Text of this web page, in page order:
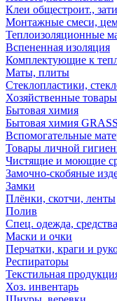
Клеи общестроит.,
Монтажные смеси,
Теплоизоляционные
Вспененная изоляция
Комплектующие к
Маты, плиты
Стеклопластики,
Хозяйственные товары
Бытовая химия
Бытовая химия GRASS
Вспомогательные
Товары личной
Чистящие и моющие
Замочно-скобяные
Замки
Плёнки, скотчи, ленты
Полив
Спец. одежда,
Маски и очки
Перчатки, краги и
Респираторы
Текстильная
Хоз. инвентарь